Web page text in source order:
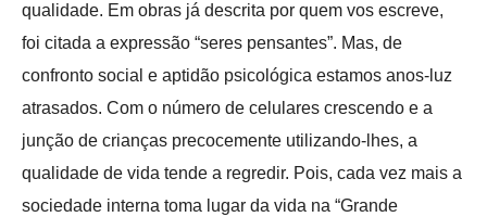
qualidade. Em obras já descrita por quem vos escreve,
foi citada a expressão “seres pensantes”. Mas, de
confronto social e aptidão psicológica estamos anos-luz
atrasados. Com o número de celulares crescendo e a
junção de crianças precocemente utilizando-lhes, a
qualidade de vida tende a regredir. Pois, cada vez mais a
sociedade interna toma lugar da vida na “Grande